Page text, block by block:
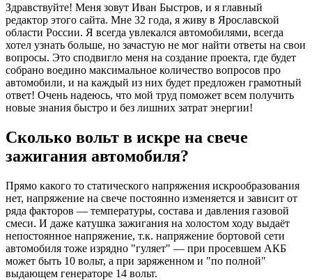
Здравствуйте! Меня зовут Иван Быстров, и я главный
редактор этого сайта. Мне 32 года, я живу в Ярославской
области России. Я всегда увлекался автомобилями, всегда
хотел узнать больше, но зачастую не мог найти ответы на свои
вопросы. Это сподвигло меня на создание проекта, где будет
собрано воедино максимальное количество вопросов про
автомобили, и на каждый из них будет предложен грамотный
ответ! Очень надеюсь, что мой труд поможет всем получить
новые знания быстро и без лишних затрат энергии!
Сколько вольт в искре на свече
зажигания автомобиля?
Прямо какого то статического напряжения искрообразования
нет, напряжение на свече постоянно изменяется и зависит от
ряда факторов — температуры, состава и давления газовой
смеси. И даже катушка зажигания на холостом ходу выдаёт
непостоянное напряжение, т.к. напряжение бортовой сети
автомобиля тоже изрядно "гуляет" — при просевшем АКБ
может быть 10 вольт, а при заряженном и "по полной"
выдающем генераторе 14 вольт.